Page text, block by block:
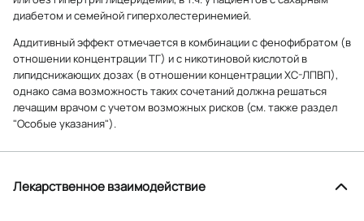
диабетом и семейной гиперхолестеринемией.
Аддитивный эффект отмечается в комбинации с фенофибратом (в
отношении концентрации ТГ) и с никотиновой кислотой в
липидснижающих дозах (в отношении концентрации ХС-ЛПВП),
однако сама возможность таких сочетаний должна решаться
лечащим врачом с учетом возможных рисков (см. также раздел
"Особые указания").
Лекарственное взаимодействие